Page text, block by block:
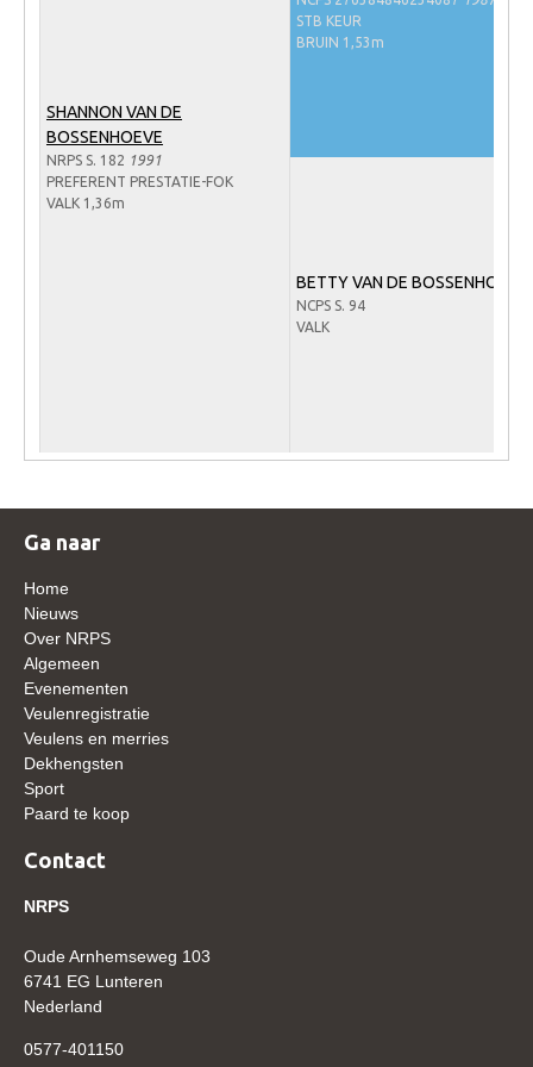
PEDIGREE ONLINE
Informatie aan je paard of pony toevoegen
Onze fokkerij
Informatie veulen registratie
Röntgenonderzoek
Dekhengsten
Zoek een hengst
Hengstenselectie
Informatie Hengstenkeuring
ZADEL 2026
Verrichtingsonderzoek NRPS
Verrichtingsonderzoek 2023-2024
SHANNON VAN DE
BOSSENHOEVE
NRPS S. 182 1991
PREFERENT PRESTATIE-FOK
VALK 1,36m
STB KEUR
BRUIN 1,53m
BETTY VAN DE BOSSENHOEVE
NCPS S. 94
VALK
Ga naar
Home
Nieuws
Over NRPS
Algemeen
Evenementen
Veulenregistratie
Veulens en merries
Dekhengsten
Sport
Paard te koop
Contact
NRPS
Oude Arnhemseweg 103
6741 EG Lunteren
Nederland
0577-401150